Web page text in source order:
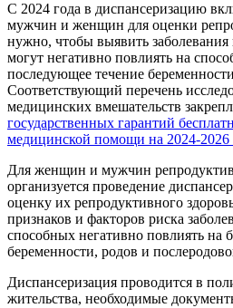
С 2024 года в диспансеризацию
мужчин и женщин для оценки
нужно, чтобы выявить заболевания
могут негативно повлиять на
последующее течение
Соответствующий перечень
медицинских вмешательств
государственных гарантий
медицинской помощи на 2024-2026
Для женщин и мужчин
организуется проведение
оценку их репродуктивного
признаков и факторов риска
способных негативно повлиять на
беременности, родов и
Диспансеризация проводится в
жительства, необходимые